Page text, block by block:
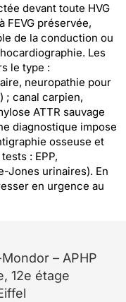
devant toute HVG
FEVG préservée,
de la conduction ou
Les
le type :
neuropathie pour
; canal carpien,
ATTR sauvage
diagnostique impose
osseuse et
: EPP,
Jones urinaires). En
en urgence au
– APHP
12e étage